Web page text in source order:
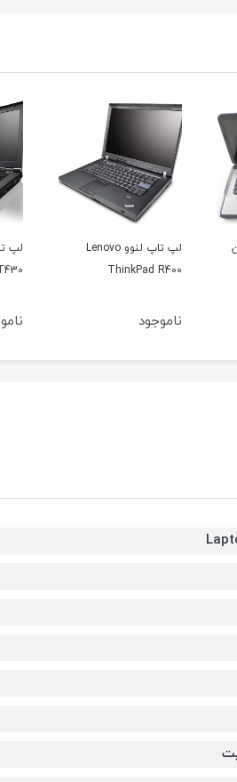
لپ تاپ لنوو تینک پد
Lenovo ThinkPad T430
ناموجود
لپ